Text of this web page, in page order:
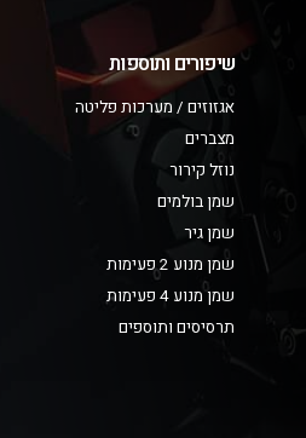
שיפורים ותוספות
אגזוזים / מערכות פליטה
מצברים
נוזל קירור
שמן בולמים
שמן גיר
שמן מנוע 2 פעימות
שמן מנוע 4 פעימות
תרסיסים ותוספים